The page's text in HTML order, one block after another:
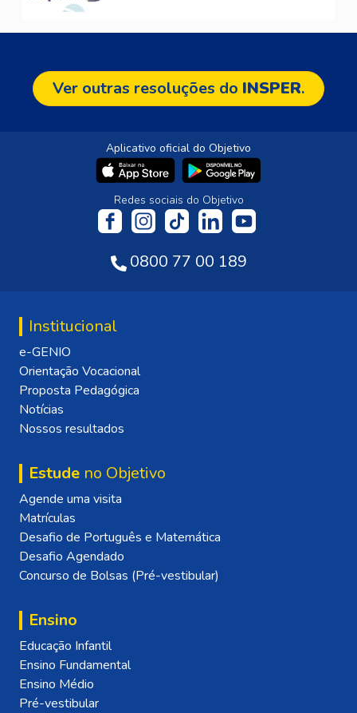
Ver outras resoluções do INSPER.
Aplicativo oficial do Objetivo
Redes sociais do Objetivo
0800 77 00 189
Institucional
e-GENIO
Orientação Vocacional
Proposta Pedagógica
Notícias
Nossos resultados
Estude no Objetivo
Agende uma visita
Matrículas
Desafio de Português e Matemática
Desafio Agendado
Concurso de Bolsas (Pré-vestibular)
Ensino
Educação Infantil
Ensino Fundamental
Ensino Médio
Pré-vestibular